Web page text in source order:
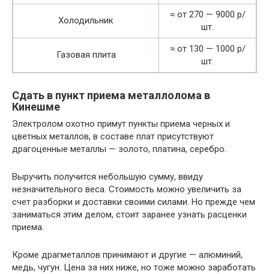
Холодильник
≈ от 270 — 9000 р/
шт.
Газовая плита
≈ от 130 — 1000 р/
шт.
Сдать в пункт приема металлолома в
Кинешме
Электролом охотно примут пункты приема черных и
цветных металлов, в составе плат присутствуют
драгоценные металлы — золото, платина, серебро.
Выручить получится небольшую сумму, ввиду
незначительного веса. Стоимость можно увеличить за
счет разборки и доставки своими силами. Но прежде чем
заниматься этим делом, стоит заранее узнать расценки
приема.
Кроме драгметаллов принимают и другие — алюминий,
медь, чугун. Цена за них ниже, но тоже можно заработать